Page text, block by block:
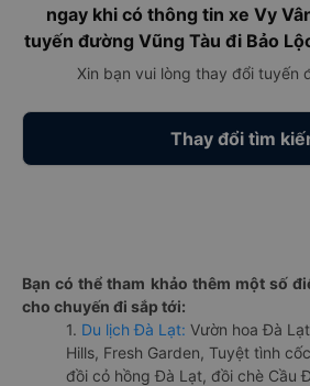
ngay khi có thông tin xe Vy
tuyến đường Vũng Tàu đi Bảo
Xin bạn vui lòng thay đổi tuyến
Thay đổi tìm
Bạn có thể tham khảo thêm một số
cho chuyến đi sắp tới:
1. Du lịch Đà Lạt: Vườn hoa Đà
Hills, Fresh Garden, Tuyệt tình
đồi cỏ hồng Đà Lạt, đồi chè Cầu